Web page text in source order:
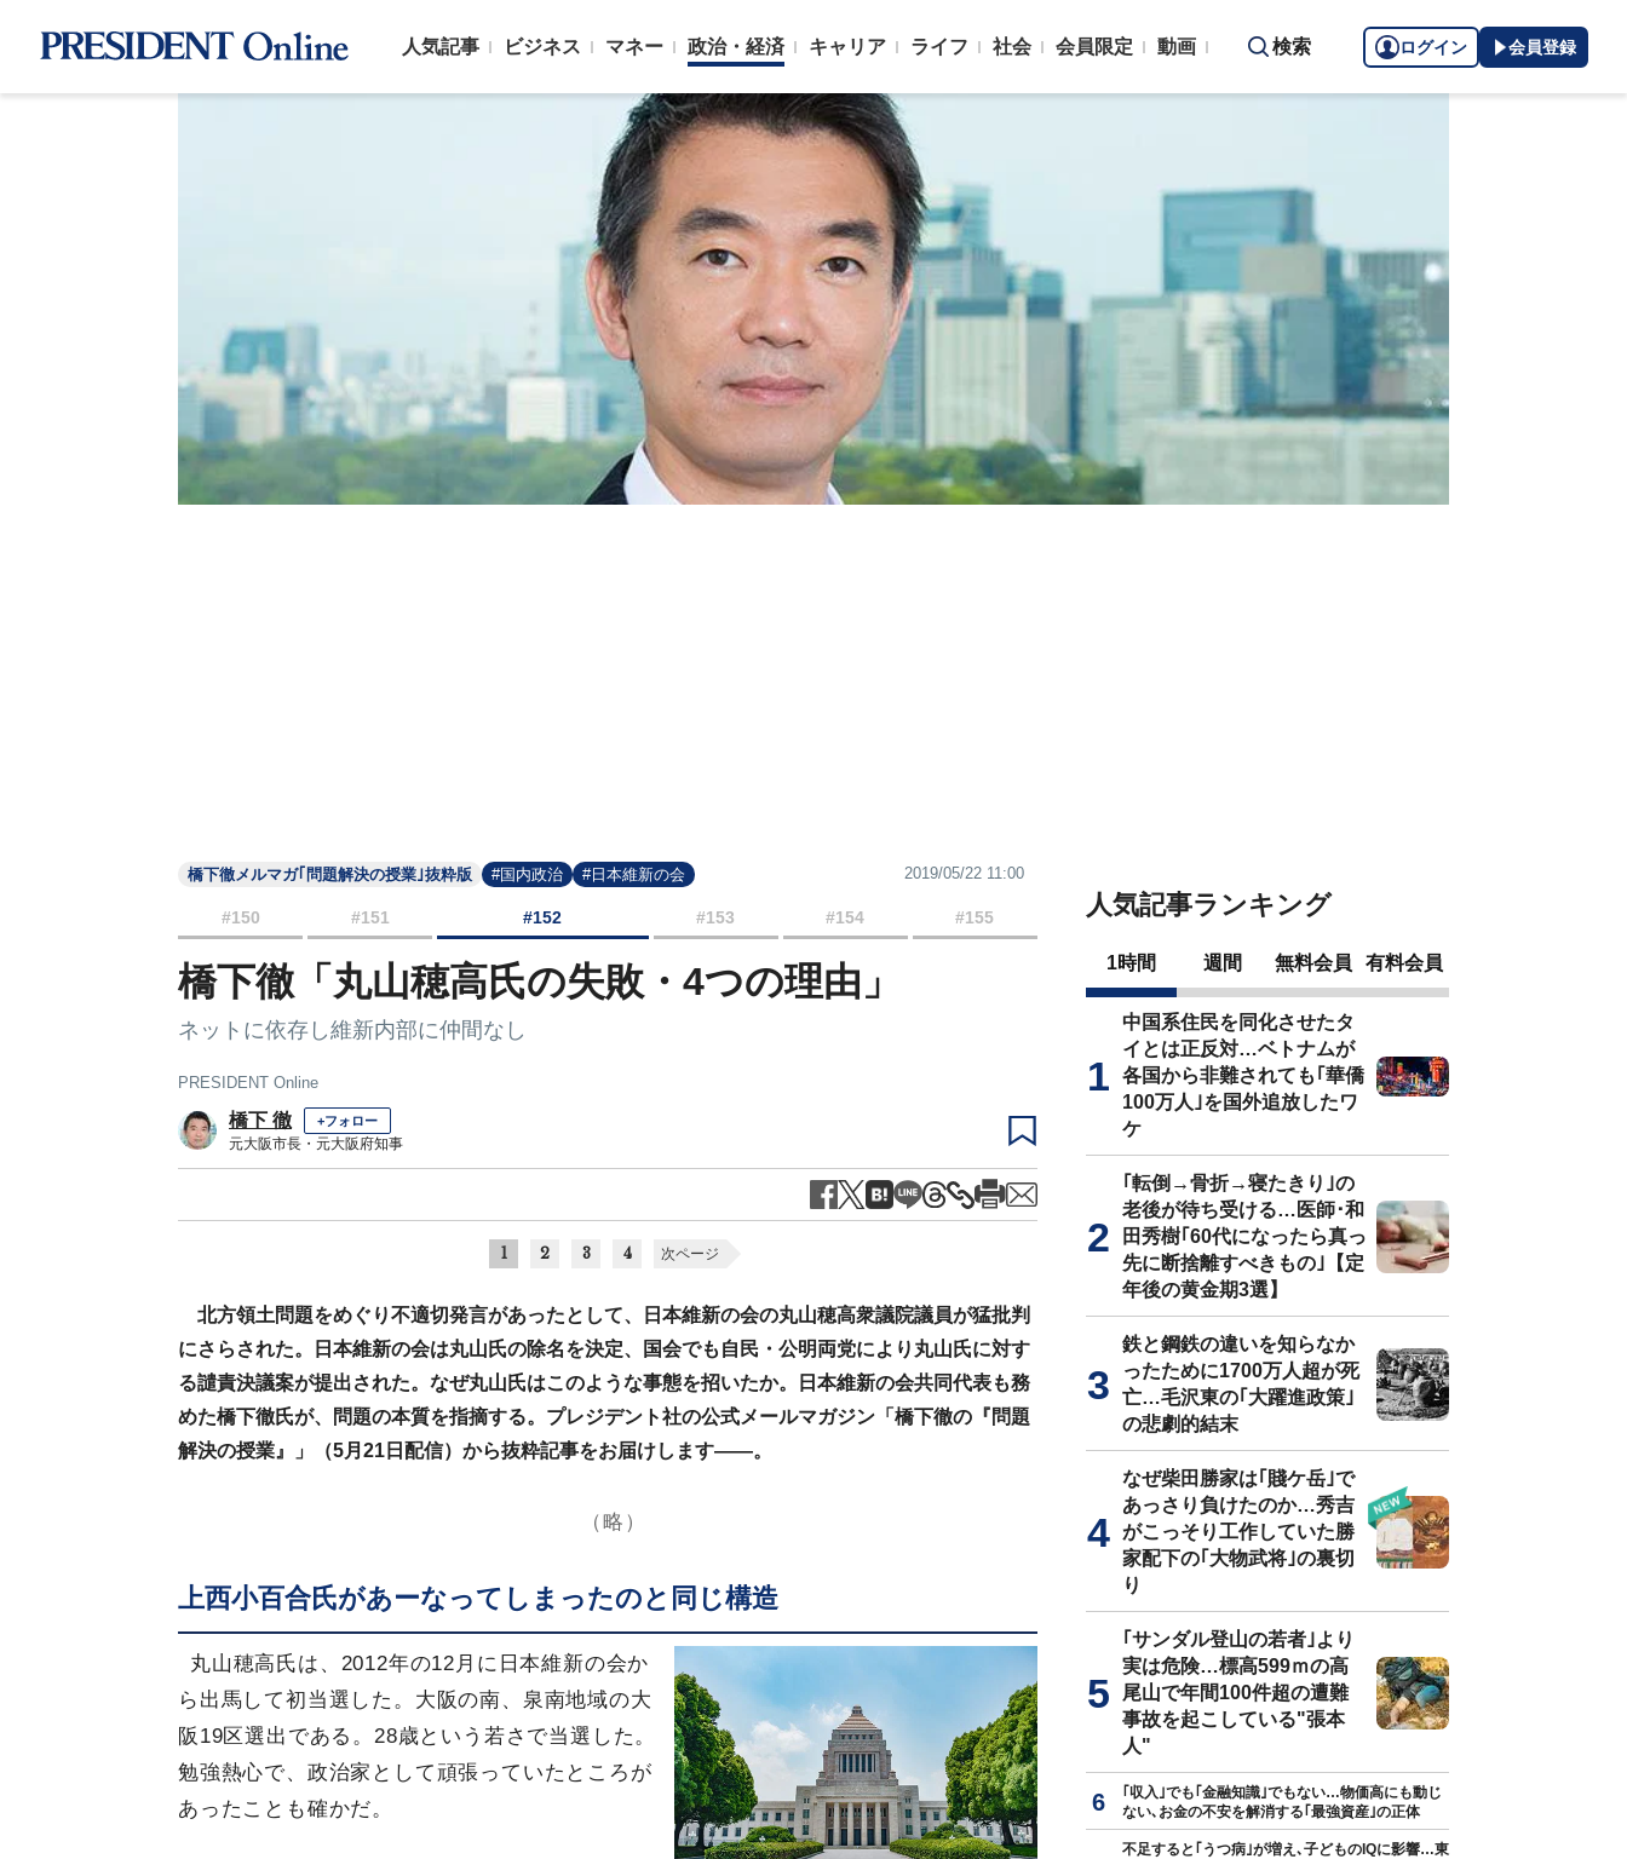
人気記事 ビジネス マネー 政治・経済 キャリア ライフ 社会 会員限定 動画 検索 ログイン 会員登録
橋下徹メルマガ｢問題解決の授業｣抜粋版 #国内政治 #日本維新の会 2019/05/22 11:00
#150 #151 #152 #153 #154 #155
橋下徹「丸山穂高氏の失敗・4つの理由」
ネットに依存し維新内部に仲間なし
PRESIDENT Online
橋下 徹 +フォロー
元大阪市長・元大阪府知事
1 2 3 4 次ページ
北方領土問題をめぐり不適切発言があったとして、日本維新の会の丸山穂高衆議院議員が猛批判
にさらされた。日本維新の会は丸山氏の除名を決定、国会でも自民・公明両党により丸山氏に対す
る譴責決議案が提出された。なぜ丸山氏はこのような事態を招いたか。日本維新の会共同代表も務
めた橋下徹氏が、問題の本質を指摘する。プレジデント社の公式メールマガジン「橋下徹の『問題
解決の授業』」（5月21日配信）から抜粋記事をお届けします――。
（略）
上西小百合氏があーなってしまったのと同じ構造
丸山穂高氏は、2012年の12月に日本維新の会か
ら出馬して初当選した。大阪の南、泉南地域の大
阪19区選出である。28歳という若さで当選した。
勉強熱心で、政治家として頑張っていたところが
あったことも確かだ。
人気記事ランキング
1時間 週間 無料会員 有料会員
中国系住民を同化させたタ
イとは正反対…ベトナムが
各国から非難されても｢華僑
100万人｣を国外追放したワ
ケ
｢転倒→骨折→寝たきり｣の
老後が待ち受ける…医師･和
田秀樹｢60代になったら真っ
先に断捨離すべきもの｣【定
年後の黄金期3選】
鉄と鋼鉄の違いを知らなか
ったために1700万人超が死
亡…毛沢東の｢大躍進政策｣
の悲劇的結末
なぜ柴田勝家は｢賤ケ岳｣で
あっさり負けたのか…秀吉
がこっそり工作していた勝
家配下の｢大物武将｣の裏切
り
｢サンダル登山の若者｣より
実は危険…標高599ｍの高
尾山で年間100件超の遭難
事故を起こしている"張本
人"
｢収入｣でも｢金融知識｣でもない…物価高にも動じ
ない､お金の不安を解消する｢最強資産｣の正体
不足すると｢うつ病｣が増え､子どものIQに影響…東